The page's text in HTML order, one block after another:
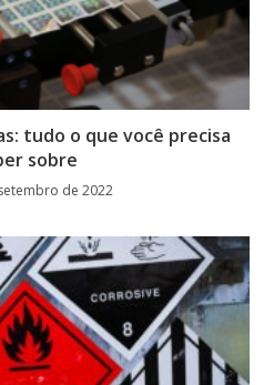
tudo o que você precisa
sobre
de 2022